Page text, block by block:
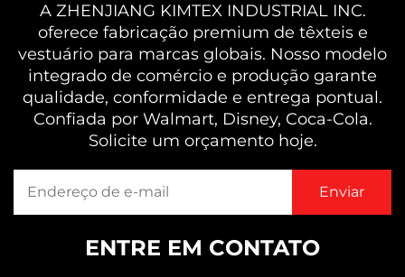
A ZHENJIANG KIMTEX INDUSTRIAL INC.
oferece fabricação premium de têxteis e
vestuário para marcas globais. Nosso modelo
integrado de comércio e produção garante
qualidade, conformidade e entrega pontual.
Confiada por Walmart, Disney, Coca-Cola.
Solicite um orçamento hoje.
ENTRE EM CONTATO